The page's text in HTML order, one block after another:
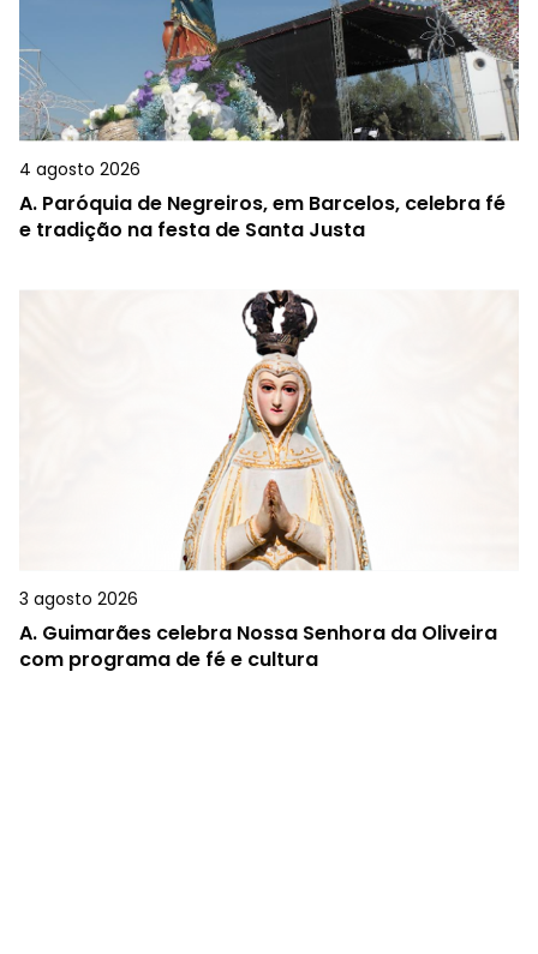
4 agosto 2026
A. Paróquia de Negreiros, em Barcelos, celebra fé
e tradição na festa de Santa Justa
3 agosto 2026
A. Guimarães celebra Nossa Senhora da Oliveira
com programa de fé e cultura